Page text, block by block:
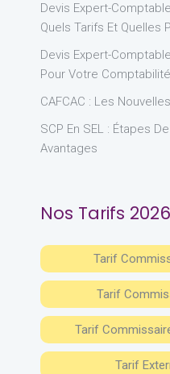
Devis Expert-
Quels Tarifs Et Quelles
Devis Expert-
Pour Votre
CAFCAC : Les
SCP En SEL : Étapes
Avantages
Nos Tarifs 2026
Tarif
Tarif
Tarif
Tarif